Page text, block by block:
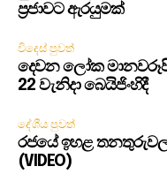
ප්‍රජාවට ඇරයුමක්
විදෙස් පුවත්
දෙවන ලෝක
22 වැනිදා බෙයිජිංහිදී
දේශීය පුවත්
රජයේ ඉහළ තනතුරුවල
(VIDEO)